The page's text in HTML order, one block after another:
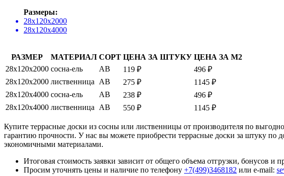
Размеры:
28х120х2000
28х120х4000
РАЗМЕР МАТЕРИАЛ СОРТ ЦЕНА ЗА ШТУКУ ЦЕНА ЗА М2
28х120х2000 сосна-ель АВ 119 ₽
496 ₽
28х120х2000 лиственница АВ 275 ₽
1145 ₽
28х120х4000 сосна-ель АВ 238 ₽
496 ₽
28х120х4000 лиственница АВ 550 ₽ 1145 ₽
Купите террасные доски из сосны или лиственницы от производителя по
гарантию прочности. У нас вы можете приобрести террасные доски за штуку по
экономичными материалами.
Итоговая стоимость заявки зависит от общего объема отгрузки, бонусов и
Просим уточнять цены и наличие по телефону +7(499)3468182 или e-mail: